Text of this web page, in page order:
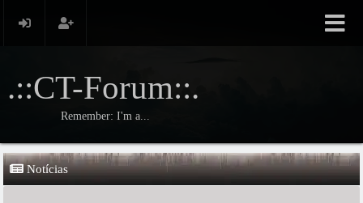
.::CT-Forum::.
Remember: I'm a...
Notícias